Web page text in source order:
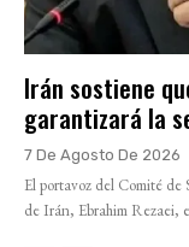
Irán sostiene
garantizará la
7 De Agosto De 2026
El portavoz del Comité
de Irán, Ebrahim Rezaei,